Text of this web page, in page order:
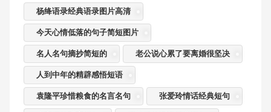
杨绛语录经典语录图片高清
今天心情低落的句子简短图片
名人名句摘抄简短的 老公说心累了要离婚很坚决
人到中年的精辟感悟短语
袁隆平珍惜粮食的名言名句 张爱玲情话经典短句